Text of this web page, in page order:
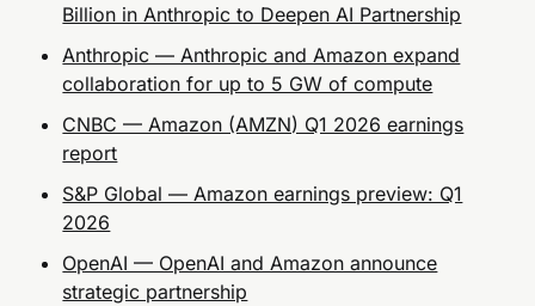
Billion in Anthropic to Deepen AI Partnership
Anthropic — Anthropic and Amazon expand
collaboration for up to 5 GW of compute
CNBC — Amazon (AMZN) Q1 2026 earnings
report
S&P Global — Amazon earnings preview: Q1
2026
OpenAI — OpenAI and Amazon announce
strategic partnership